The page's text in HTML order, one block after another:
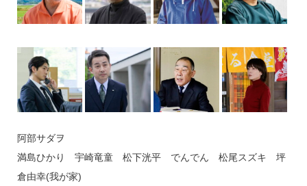
阿部サダヲ
満島ひかり 宇崎竜童 松下洸平 でんでん 松尾スズキ 坪
倉由幸(我が家)